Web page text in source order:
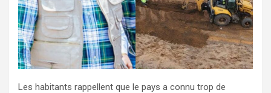
Les habitants rappellent que le pays a connu trop de